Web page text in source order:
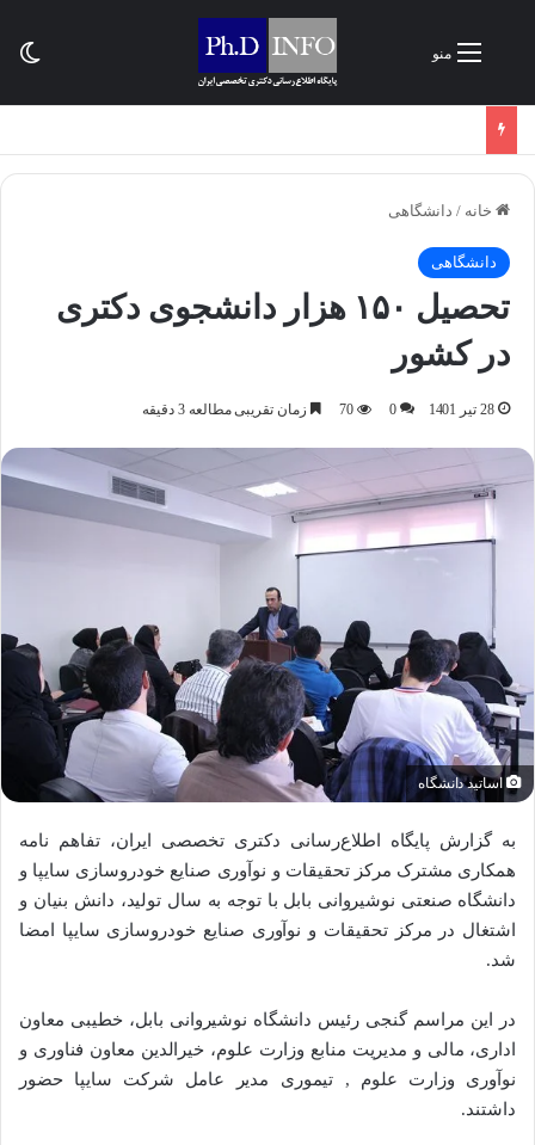
منو
خانه / دانشگاهی
دانشگاهی
تحصیل ۱۵۰ هزار دانشجوی دکتری
در کشور
28 تیر 1401 0
70 زمان تقریبی مطالعه 3 دقیقه
اساتید دانشگاه
به گزارش پایگاه اطلاع‌رسانی دکتری تخصصی ایران، تفاهم نامه
همکاری مشترک مرکز تحقیقات و نوآوری صنایع خودروسازی سایپا و
دانشگاه صنعتی نوشیروانی بابل با توجه به سال تولید، دانش بنیان و
اشتغال در مرکز تحقیقات و نوآوری صنایع خودروسازی سایپا امضا
شد.
در این مراسم گنجی رئیس دانشگاه نوشیروانی بابل، خطیبی معاون
اداری، مالی و مدیریت منابع وزارت علوم، خیرالدین معاون فناوری و
نوآوری وزارت علوم , تیموری مدیر عامل شرکت سایپا حضور
داشتند.